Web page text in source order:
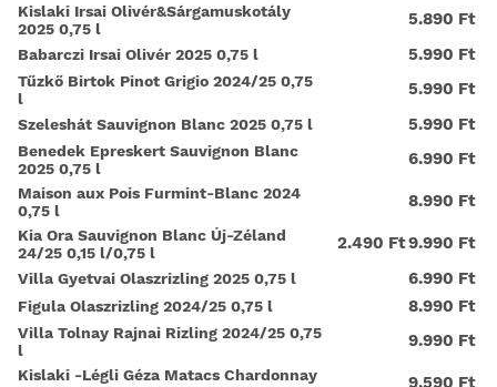
Kislaki Irsai Olivér&Sárgamuskotály
2025 0,75 l
5.890 Ft
Babarczi Irsai Olivér 2025 0,75 l 5.990 Ft
Tűzkő Birtok Pinot Grigio 2024/25 0,75
l
5.990 Ft
Szeleshát Sauvignon Blanc 2025 0,75 l 5.990 Ft
Benedek Epreskert Sauvignon Blanc
2025 0,75 l
6.990 Ft
Maison aux Pois Furmint-Blanc 2024
0,75 l
8.990 Ft
Kia Ora Sauvignon Blanc Új-Zéland
24/25 0,15 l/0,75 l
2.490 Ft9.990 Ft
Villa Gyetvai Olaszrizling 2025 0,75 l 6.990 Ft
Figula Olaszrizling 2024/25 0,75 l 8.990 Ft
Villa Tolnay Rajnai Rizling 2024/25 0,75
l
9.990 Ft
Kislaki -Légli Géza Matacs Chardonnay
9.590 Ft